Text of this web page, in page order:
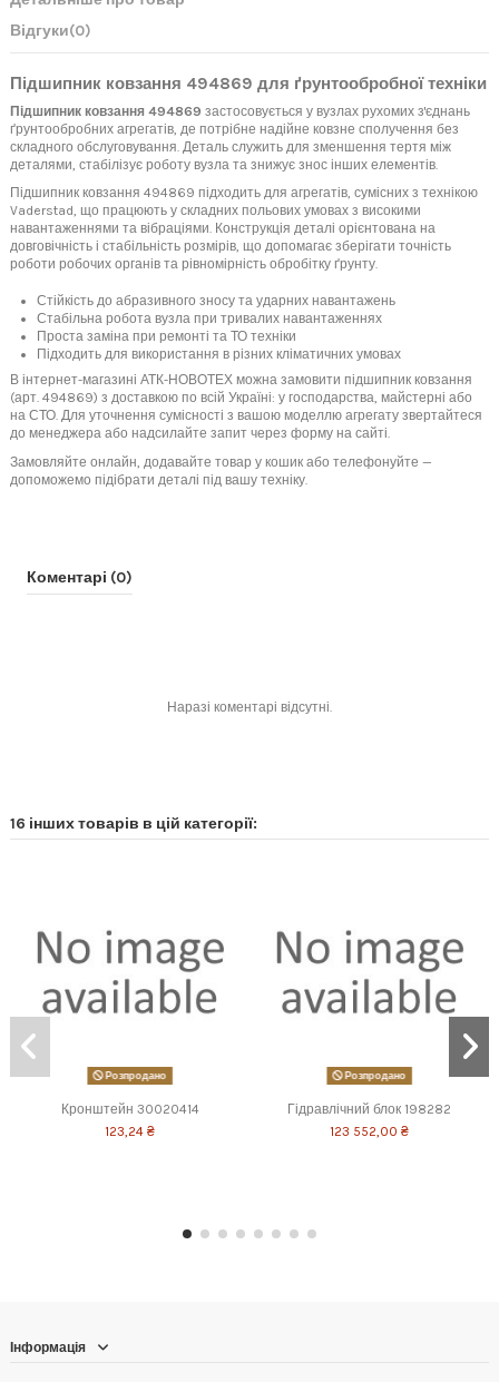
Відгуки(0)
Підшипник ковзання 494869 для ґрунтообробної техніки
Підшипник ковзання 494869 застосовується у вузлах рухомих з'єднань
ґрунтообробних агрегатів, де потрібне надійне ковзне сполучення без
складного обслуговування. Деталь служить для зменшення тертя між
деталями, стабілізує роботу вузла та знижує знос інших елементів.
Підшипник ковзання 494869 підходить для агрегатів, сумісних з технікою
Vaderstad, що працюють у складних польових умовах з високими
навантаженнями та вібраціями. Конструкція деталі орієнтована на
довговічність і стабільність розмірів, що допомагає зберігати точність
роботи робочих органів та рівномірність обробітку ґрунту.
Стійкість до абразивного зносу та ударних навантажень
Стабільна робота вузла при тривалих навантаженнях
Проста заміна при ремонті та ТО техніки
Підходить для використання в різних кліматичних умовах
В інтернет-магазині АТК-НОВОТЕХ можна замовити підшипник ковзання
(арт. 494869) з доставкою по всій Україні: у господарства, майстерні або
на СТО. Для уточнення сумісності з вашою моделлю агрегату звертайтеся
до менеджера або надсилайте запит через форму на сайті.
Замовляйте онлайн, додавайте товар у кошик або телефонуйте —
допоможемо підібрати деталі під вашу техніку.
Коментарі (0)
Наразі коментарі відсутні.
16 інших товарів в цій категорії:
Розпродано
Кронштейн 30020414
123,24 ₴
Розпродано
Гідравлічний блок 198282
123 552,00 ₴
Інформація